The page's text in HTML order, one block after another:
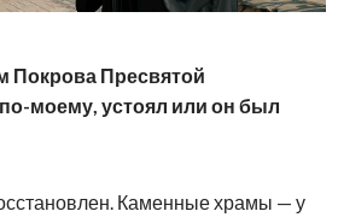
Покрова Пресвятой
моему, устоял или он был
Каменные храмы — у